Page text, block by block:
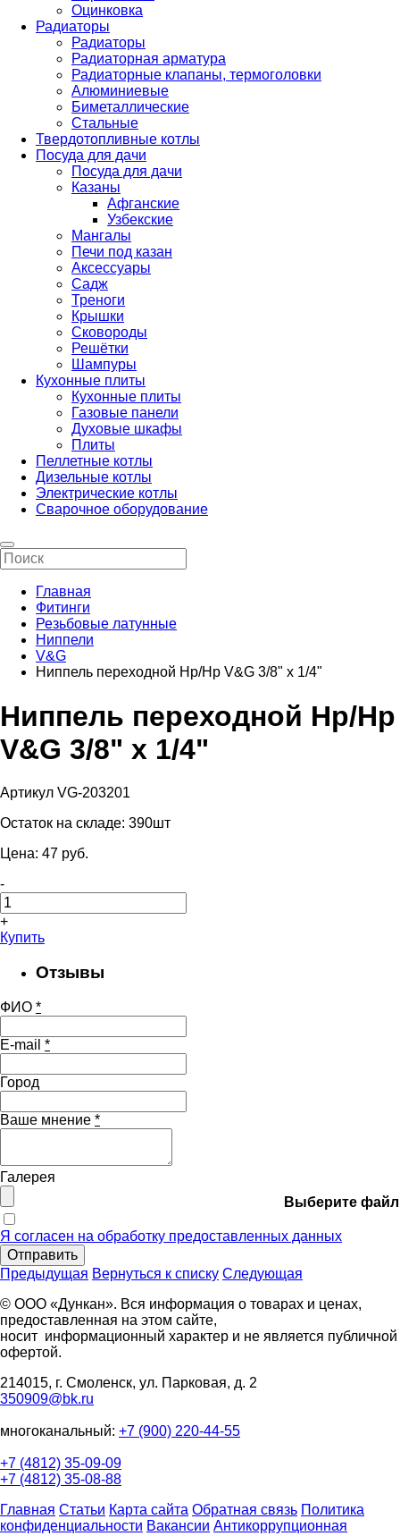
Оцинковка
Радиаторы
Радиаторы
Радиаторная арматура
Радиаторные клапаны, термоголовки
Алюминиевые
Биметаллические
Стальные
Твердотопливные котлы
Посуда для дачи
Посуда для дачи
Казаны
Афганские
Узбекские
Мангалы
Печи под казан
Аксессуары
Садж
Треноги
Крышки
Сковороды
Решётки
Шампуры
Кухонные плиты
Кухонные плиты
Газовые панели
Духовые шкафы
Плиты
Пеллетные котлы
Дизельные котлы
Электрические котлы
Сварочное оборудование
Главная
Фитинги
Резьбовые латунные
Ниппели
V&G
Ниппель переходной Нр/Нр V&G 3/8" х 1/4"
Ниппель переходной Нр/Нр
V&G 3/8" х 1/4"
Артикул VG-203201
Остаток на складе: 390шт
Цена: 47 pуб.
-
+
Купить
Отзывы
ФИО *
E-mail *
Город
Ваше мнение *
Галерея
Выберите файл
Я согласен на обработку предоставленных данных
Отправить
Предыдущая Вернуться к списку Следующая
© ООО «Дункан». Вся информация о товарах и ценах,
предоставленная на этом сайте,
носит информационный характер и не является публичной
офертой.
214015, г. Смоленск, ул. Парковая, д. 2
350909@bk.ru
многоканальный: +7 (900) 220-44-55
+7 (4812) 35-09-09
+7 (4812) 35-08-88
Главная Статьи Карта сайта Обратная связь Политика
конфиденциальности Вакансии Антикоррупционная